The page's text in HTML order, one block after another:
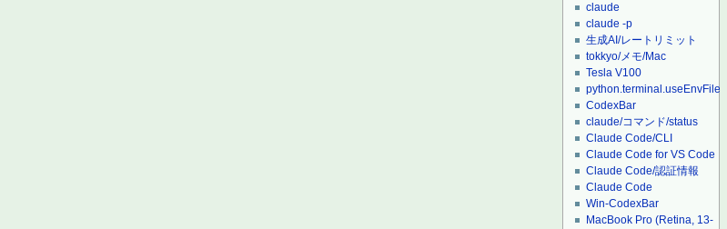
claude
claude -p
生成AI/レートリミット
tokkyo/メモ/Mac
Tesla V100
python.terminal.useEnvFile
CodexBar
claude/コマンド/status
Claude Code/CLI
Claude Code for VS Code
Claude Code/認証情報
Claude Code
Win-CodexBar
MacBook Pro (Retina, 13-